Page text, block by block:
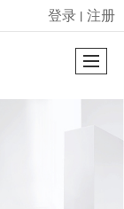
很遗憾，因您的浏览器版本过低导致无法获得最佳浏览体验，推荐下载安装谷歌浏览器！
登录 丨 注册